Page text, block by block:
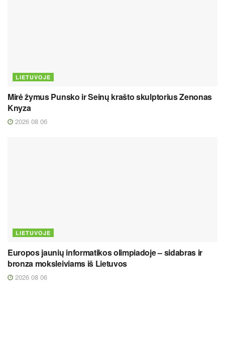
LIETUVOJE
Mirė žymus Punsko ir Seinų krašto skulptorius Zenonas
Knyza
2026 08 06
LIETUVOJE
Europos jaunių informatikos olimpiadoje – sidabras ir
bronza moksleiviams iš Lietuvos
2026 08 06